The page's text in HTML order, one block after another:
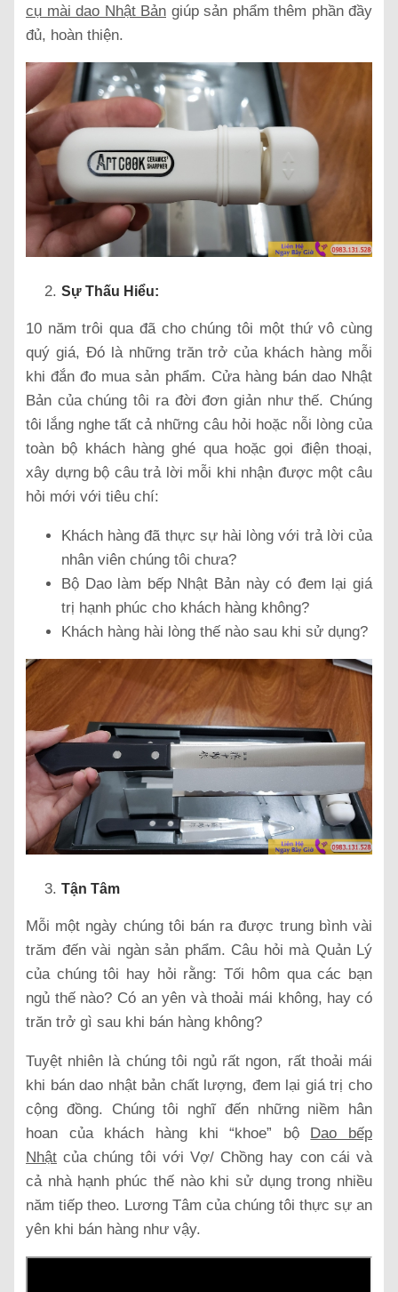
cụ mài dao Nhật Bản giúp sản phẩm thêm phần đầy
đủ, hoàn thiện.
Sự Thấu Hiểu:
10 năm trôi qua đã cho chúng tôi một thứ vô cùng
quý giá, Đó là những trăn trở của khách hàng mỗi
khi đắn đo mua sản phẩm. Cửa hàng bán dao Nhật
Bản của chúng tôi ra đời đơn giản như thế. Chúng
tôi lắng nghe tất cả những câu hỏi hoặc nỗi lòng của
toàn bộ khách hàng ghé qua hoặc gọi điện thoại,
xây dựng bộ câu trả lời mỗi khi nhận được một câu
hỏi mới với tiêu chí:
Khách hàng đã thực sự hài lòng với trả lời của
nhân viên chúng tôi chưa?
Bộ Dao làm bếp Nhật Bản này có đem lại giá
trị hạnh phúc cho khách hàng không?
Khách hàng hài lòng thế nào sau khi sử dụng?
Tận Tâm
Mỗi một ngày chúng tôi bán ra được trung bình vài
trăm đến vài ngàn sản phẩm. Câu hỏi mà Quản Lý
của chúng tôi hay hỏi rằng: Tối hôm qua các bạn
ngủ thế nào? Có an yên và thoải mái không, hay có
trăn trở gì sau khi bán hàng không?
Tuyệt nhiên là chúng tôi ngủ rất ngon, rất thoải mái
khi bán dao nhật bản chất lượng, đem lại giá trị cho
cộng đồng. Chúng tôi nghĩ đến những niềm hân
hoan của khách hàng khi “khoe” bộ Dao bếp
Nhật của chúng tôi với Vợ/ Chồng hay con cái và
cả nhà hạnh phúc thế nào khi sử dụng trong nhiều
năm tiếp theo. Lương Tâm của chúng tôi thực sự an
yên khi bán hàng như vậy.